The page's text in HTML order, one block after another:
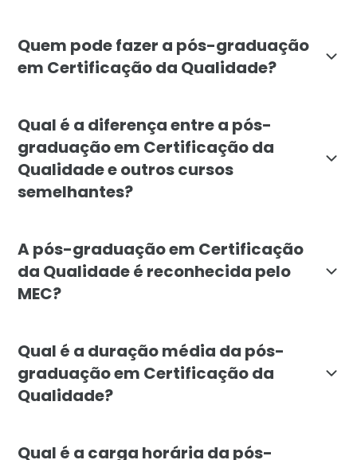
Quem pode fazer a pós-graduação
em Certificação da Qualidade?
Qual é a diferença entre a pós-
graduação em Certificação da
Qualidade e outros cursos
semelhantes?
A pós-graduação em Certificação
da Qualidade é reconhecida pelo
MEC?
Qual é a duração média da pós-
graduação em Certificação da
Qualidade?
Qual é a carga horária da pós-